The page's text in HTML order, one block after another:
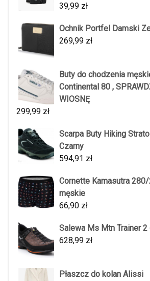
39,99 zł
Ochnik Portfel Damski
269,99 zł
Buty do chodzenia
Continental 80 ,
WIOSNĘ
299,99 zł
Scarpa Buty Hiking
Czarny
594,91 zł
Cornette Kamasutra
męskie
66,90 zł
Salewa Ms Mtn Trainer
628,99 zł
Płaszcz do kolan Alissi